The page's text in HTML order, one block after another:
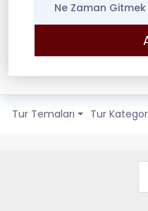
Ne Zaman
Tur Temaları Tur